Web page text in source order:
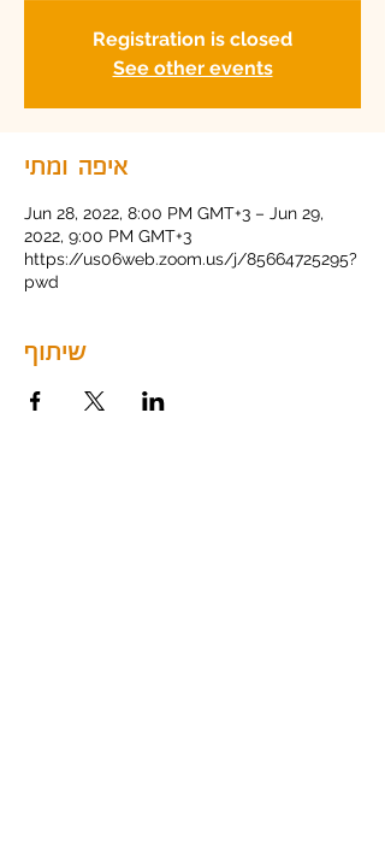
Registration is closed
See other events
איפה ומתי
Jun 28, 2022, 8:00 PM GMT+3 – Jun 29,
2022, 9:00 PM GMT+3
https://us06web.zoom.us/j/85664725295?
pwd
שיתוף